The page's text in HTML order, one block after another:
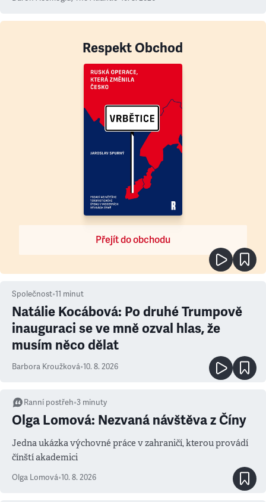
Respekt Obchod
Přejít do obchodu
Společnost•11 minut
Natálie Kocábová: Po druhé Trumpově
inauguraci se ve mně ozval hlas, že
musím něco dělat
Barbora Kroužková•10. 8. 2026
Ranní postřeh•3 minuty
Olga Lomová: Nezvaná návštěva z Číny
Jedna ukázka výchovné práce v zahraničí, kterou provádí
čínští akademici
Olga Lomová•10. 8. 2026